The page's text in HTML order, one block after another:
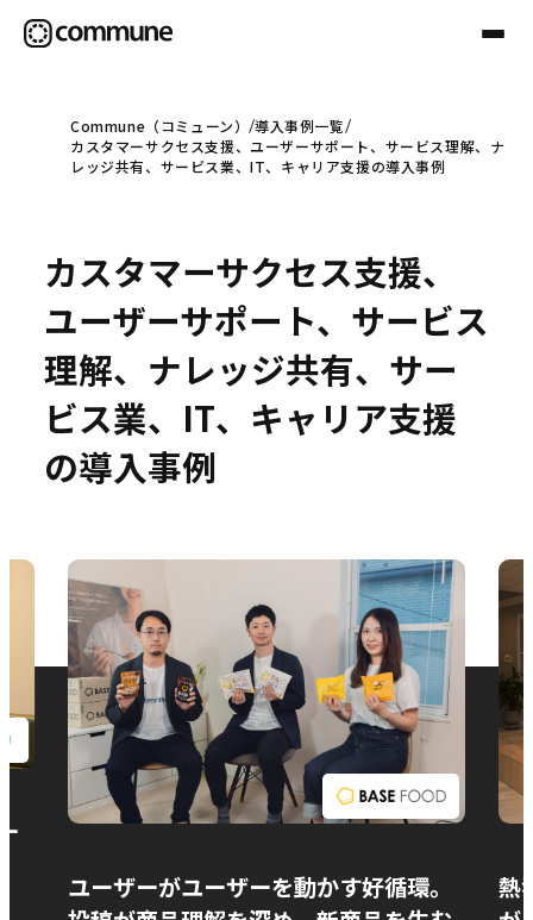
Communeについて
事例
セミナー
お問い合わせ
Commune（コミューン）
導入事例一覧
カスタマーサクセス支援、ユーザーサポート、サービス理解、ナ
レッジ共有、サービス業、IT、キャリア支援の導入事例
カスタマーサクセス支援、
ユーザーサポート、サービス
理解、ナレッジ共有、サー
ビス業、IT、キャリア支援
の導入事例
ユーザーがユーザーを動かす好循環。
熱